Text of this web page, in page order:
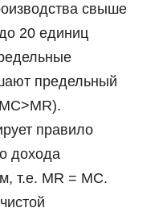
свыше
20 единиц
предельный
правило
дохода
т.е. MR = МС.